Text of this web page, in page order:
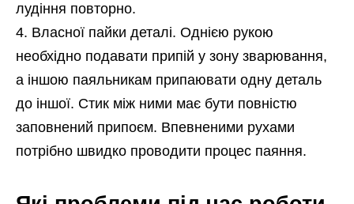
лудіння повторно.
Власної пайки деталі. Однією рукою
необхідно подавати припій у зону зварювання,
а іншою паяльникам припаювати одну деталь
до іншої. Стик між ними має бути повністю
заповнений припоєм. Впевненими рухами
потрібно швидко проводити процес паяння.